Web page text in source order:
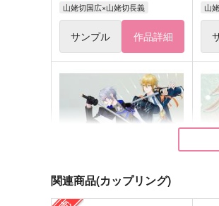
山姥切国広×山姥切長義
サンプル 作品詳細
山
関連商品(カップリング)